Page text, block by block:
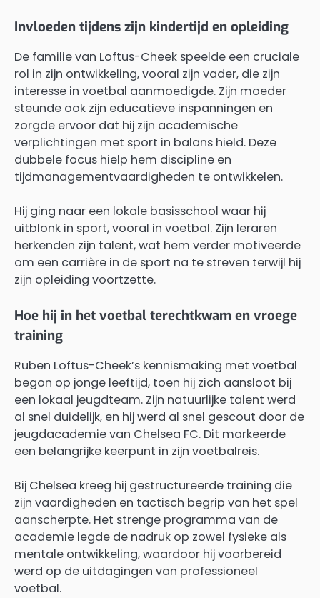
Invloeden tijdens zijn kindertijd en opleiding
De familie van Loftus-Cheek speelde een cruciale
rol in zijn ontwikkeling, vooral zijn vader, die zijn
interesse in voetbal aanmoedigde. Zijn moeder
steunde ook zijn educatieve inspanningen en
zorgde ervoor dat hij zijn academische
verplichtingen met sport in balans hield. Deze
dubbele focus hielp hem discipline en
tijdmanagementvaardigheden te ontwikkelen.
Hij ging naar een lokale basisschool waar hij
uitblonk in sport, vooral in voetbal. Zijn leraren
herkenden zijn talent, wat hem verder motiveerde
om een carrière in de sport na te streven terwijl hij
zijn opleiding voortzette.
Hoe hij in het voetbal terechtkwam en vroege
training
Ruben Loftus-Cheek’s kennismaking met voetbal
begon op jonge leeftijd, toen hij zich aansloot bij
een lokaal jeugdteam. Zijn natuurlijke talent werd
al snel duidelijk, en hij werd al snel gescout door de
jeugdacademie van Chelsea FC. Dit markeerde
een belangrijke keerpunt in zijn voetbalreis.
Bij Chelsea kreeg hij gestructureerde training die
zijn vaardigheden en tactisch begrip van het spel
aanscherpte. Het strenge programma van de
academie legde de nadruk op zowel fysieke als
mentale ontwikkeling, waardoor hij voorbereid
werd op de uitdagingen van professioneel
voetbal.